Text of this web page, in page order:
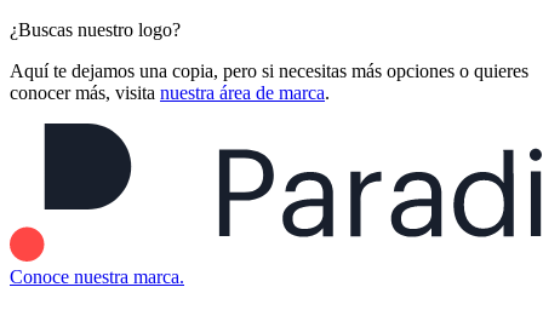
¿Buscas nuestro logo?
Aquí te dejamos una copia, pero si necesitas más opciones o quieres
conocer más, visita nuestra área de marca.
Conoce nuestra marca.